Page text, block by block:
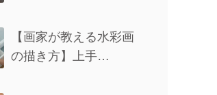
【画家が教える水彩画
の描き方】上手…